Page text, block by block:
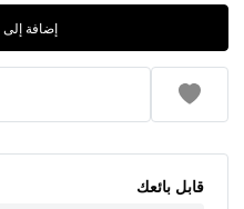
إضافة
قابل بائعك